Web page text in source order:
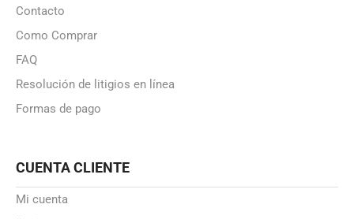
Contacto
Como Comprar
FAQ
Resolución de litigios en línea
Formas de pago
CUENTA CLIENTE
Mi cuenta